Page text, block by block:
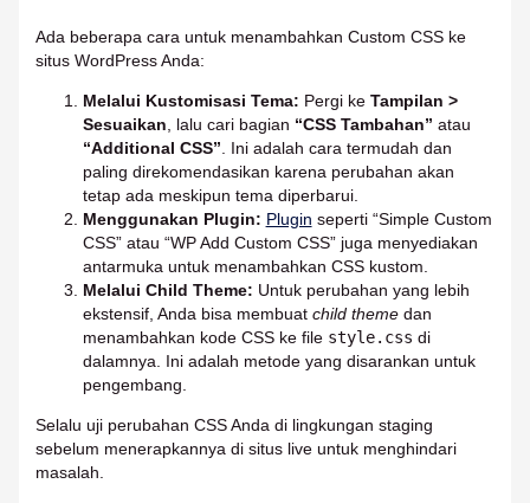
Ada beberapa cara untuk menambahkan Custom CSS ke
situs WordPress Anda:
Melalui Kustomisasi Tema: Pergi ke Tampilan >
Sesuaikan , lalu cari bagian “CSS Tambahan” atau
“Additional CSS” . Ini adalah cara termudah dan
paling direkomendasikan karena perubahan akan
tetap ada meskipun tema diperbarui.
Menggunakan Plugin: Plugin seperti “Simple Custom
CSS” atau “WP Add Custom CSS” juga menyediakan
antarmuka untuk menambahkan CSS kustom.
Melalui Child Theme: Untuk perubahan yang lebih
ekstensif, Anda bisa membuat child themedan
menambahkan kode CSS ke file style.css di
dalamnya. Ini adalah metode yang disarankan untuk
pengembang.
Selalu uji perubahan CSS Anda di lingkungan staging
sebelum menerapkannya di situs live untuk menghindari
masalah.